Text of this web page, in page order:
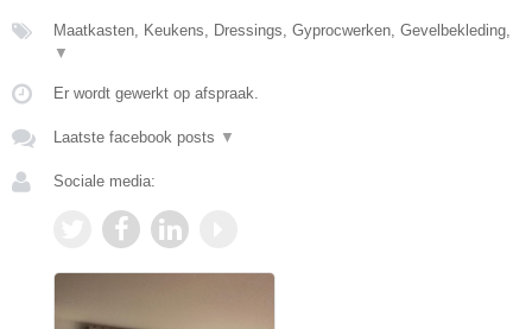
Maatkasten, Keukens, Dressings, Gyprocwerken, Gevelbekleding,
▼
Er wordt gewerkt op afspraak.
Laatste facebook posts ▼
Sociale media: